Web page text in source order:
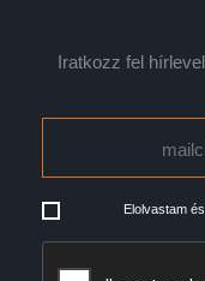
Iratkozz fel
Elolvastam